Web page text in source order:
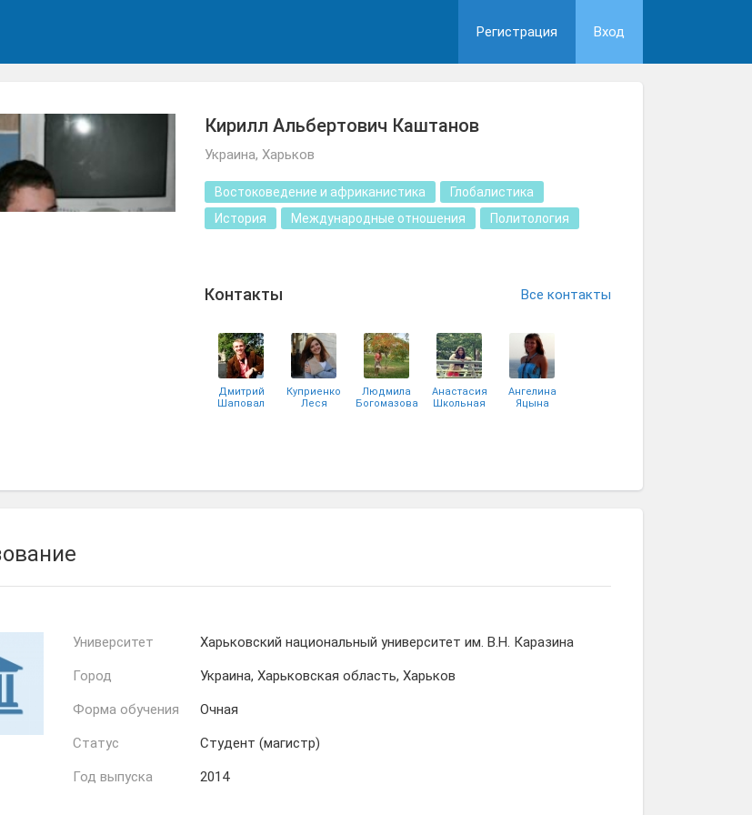
Регистрация Вход
Кирилл Альбертович Каштанов
Украина, Харьков
Востоковедение и африканистика
Глобалистика
История
Международные отношения Политология
Контакты Все контакты
Дмитрий
Шаповал
Куприенко
Леся
Людмила
Богомазова
Анастасия
Школьная
Ангелина
Яцына
Университет Харьковский национальный университет им. В.Н. Каразина
Город Украина, Харьковская область, Харьков
Форма обучения Очная
Статус Студент (магистр)
Год выпуска 2014